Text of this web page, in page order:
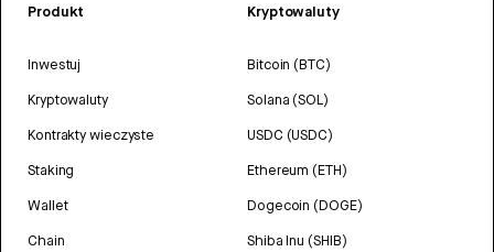
Produkt
Inwestuj
Kryptowaluty
Kontrakty wieczyste
Staking
Wallet
Chain
Kryptowaluty
Bitcoin (BTC)
Solana (SOL)
USDC (USDC)
Ethereum (ETH)
Dogecoin (DOGE)
Shiba Inu (SHIB)